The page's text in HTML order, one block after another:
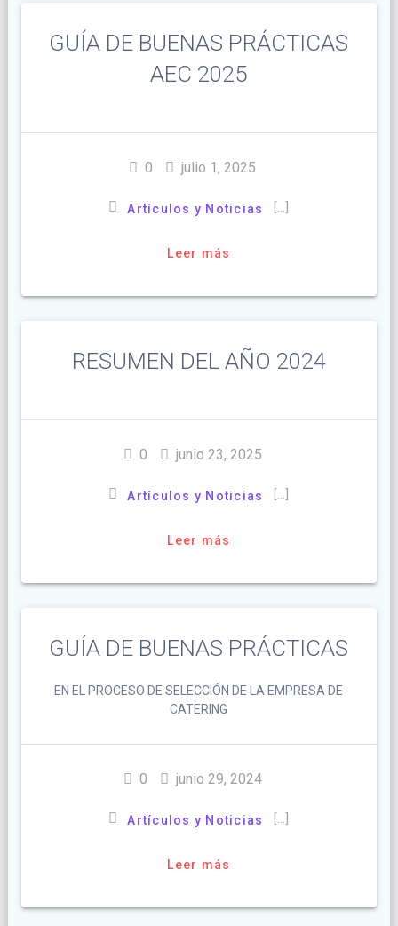
GUÍA DE BUENAS PRÁCTICAS
AEC 2025
0 julio 1, 2025
Artículos y Noticias […]
Leer más
RESUMEN DEL AÑO 2024
0 junio 23, 2025
Artículos y Noticias […]
Leer más
GUÍA DE BUENAS PRÁCTICAS
EN EL PROCESO DE SELECCIÓN DE LA EMPRESA DE
CATERING
0 junio 29, 2024
Artículos y Noticias […]
Leer más